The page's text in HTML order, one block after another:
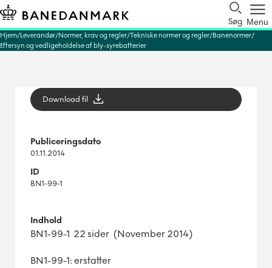
Søg Menu
Hjem Leverandør Normer, krav og regler Tekniske normer og regler Banenormer
Eftersyn og vedligeholdelse af bly-syrebatterier
Download fil
Publiceringsdato
01.11.2014
ID
BN1-99-1
Indhold
BN1-99-1 22 sider (November 2014)
BN1-99-1: erstatter